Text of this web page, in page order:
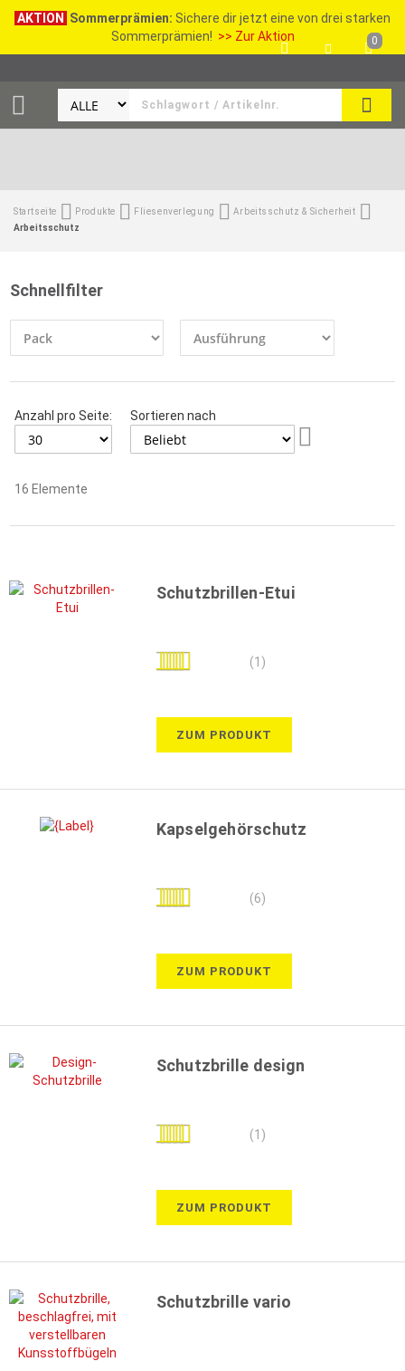
AKTION Sommerprämien: Sichere dir jetzt eine von drei starken
Sommerprämien! >> Zur Aktion 0
Startseite Produkte Fliesenverlegung
Arbeitsschutz & Sicherheit
Arbeitsschutz
Schnellfilter
Anzahl pro Seite:
Sortieren nach
16 Elemente
Schutzbrillen-Etui
Bewertung: (1)
ZUM PRODUKT
Kapselgehörschutz
Bewertung: (6)
ZUM PRODUKT
Schutzbrille design
Bewertung: (1)
ZUM PRODUKT
Schutzbrille vario